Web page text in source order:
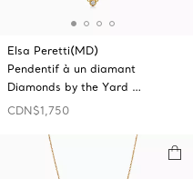
Elsa Peretti(MD)
Pendentif à un diamant
Diamonds by the Yard …
CDN$1,750